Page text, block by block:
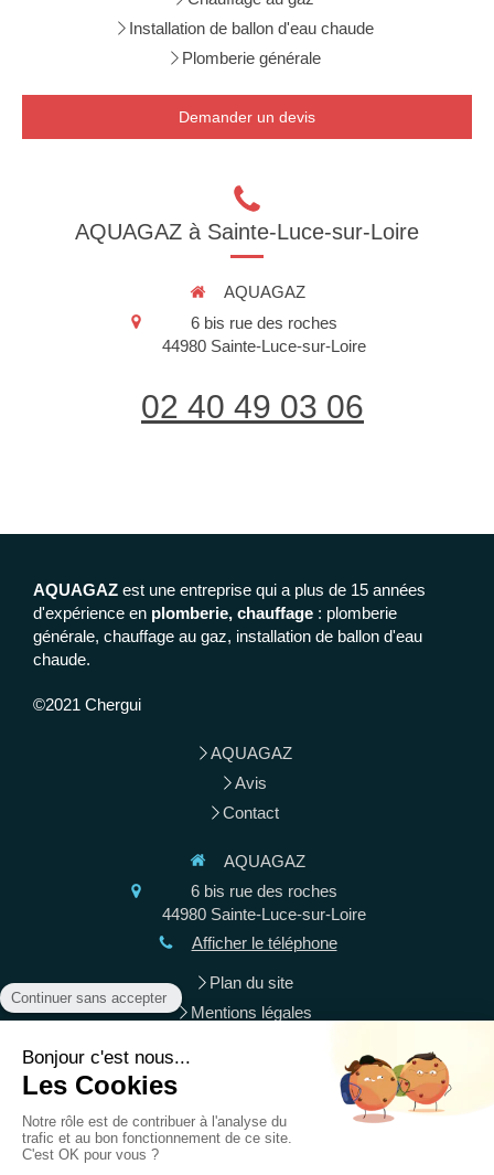
Installation de ballon d'eau chaude
Plomberie générale
Demander un devis
AQUAGAZ à Sainte-Luce-sur-Loire
AQUAGAZ
6 bis rue des roches
44980 Sainte-Luce-sur-Loire
02 40 49 03 06
AQUAGAZ est une entreprise qui a plus de 15 années
d'expérience en plomberie, chauffage : plomberie
générale, chauffage au gaz, installation de ballon d'eau
chaude.
©2021 Chergui
AQUAGAZ
Avis
Contact
AQUAGAZ
6 bis rue des roches
44980 Sainte-Luce-sur-Loire
Afficher le téléphone
Plan du site
Mentions légales
Chauffage au gaz, installation de ballon d'eau chaude,
plomberie générale
Demander un devis